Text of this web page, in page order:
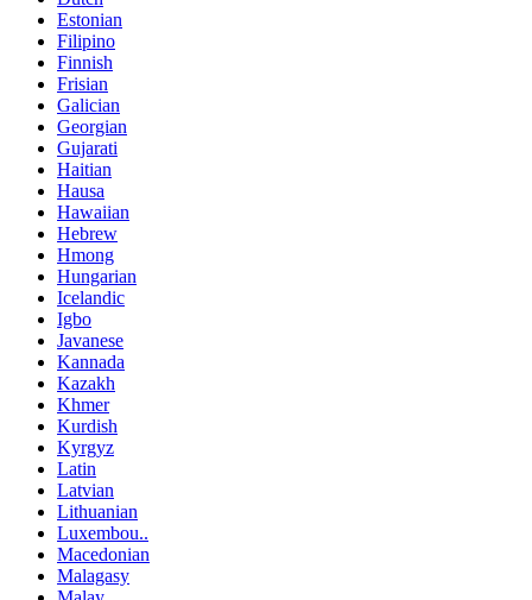
Estonian
Filipino
Finnish
Frisian
Galician
Georgian
Gujarati
Haitian
Hausa
Hawaiian
Hebrew
Hmong
Hungarian
Icelandic
Igbo
Javanese
Kannada
Kazakh
Khmer
Kurdish
Kyrgyz
Latin
Latvian
Lithuanian
Luxembou..
Macedonian
Malagasy